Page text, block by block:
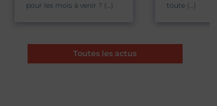
pour les mois à venir ? (…)
toute (…)
Toutes les actus